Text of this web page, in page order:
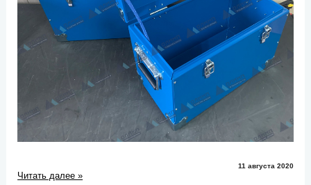
11 августа 2020
Читать далее »